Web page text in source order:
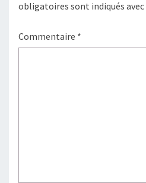
obligatoires sont indiqués avec
Commentaire *